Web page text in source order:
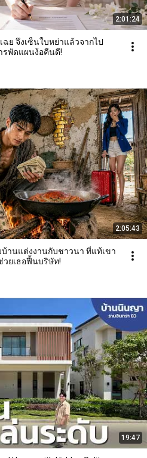
2:01:24
ฉย จึงเซ็นใบหย่าแล้วจากไป
รพัดแผนง้อคืนดี!
2:05:43
บ้านแต่งงานกับชาวนา ที่แท้เขา
วยเธอฟื้นบริษัท!
19:47